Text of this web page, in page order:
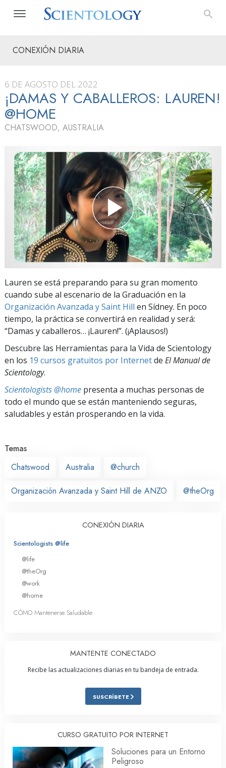
CONEXIÓN DIARIA
6 DE AGOSTO DEL 2022
¡DAMAS Y CABALLEROS: LAUREN!
@HOME
CHATSWOOD, AUSTRALIA
Lauren se está preparando para su gran momento
cuando sube al escenario de la Graduación en la
Organización Avanzada y Saint Hill en Sídney. En poco
tiempo, la práctica se convertirá en realidad y será:
“Damas y caballeros… ¡Lauren!”. (¡Aplausos!)
Descubre las Herramientas para la Vida de Scientology
en los 19 cursos gratuitos por Internetde El Manual de
Scientology.
Scientologists @home presenta a muchas personas de
todo el mundo que se están manteniendo seguras,
saludables y están prosperando en la vida.
Temas
Chatswood
Australia @church
Organización Avanzada y Saint Hill de ANZO @theOrg
CONEXIÓN DIARIA
Scientologists @life
@life
@theOrg
@work
@home
CÓMO Mantenerse Saludable
MANTENTE CONECTADO
Recibe las actualizaciones diarias en tu bandeja de entrada.
SUSCRÍBETE
CURSO GRATUITO POR INTERNET
Soluciones para un Entorno
Peligroso